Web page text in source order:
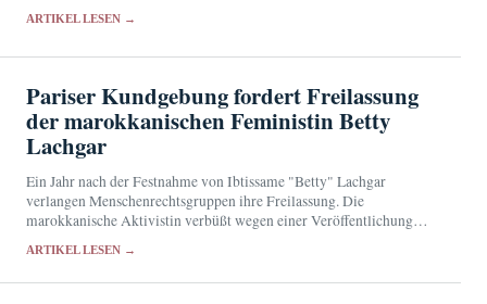
ARTIKEL LESEN →
Pariser Kundgebung fordert Freilassung
der marokkanischen Feministin Betty
Lachgar
Ein Jahr nach der Festnahme von Ibtissame "Betty" Lachgar
verlangen Menschenrechtsgruppen ihre Freilassung. Die
marokkanische Aktivistin verbüßt wegen einer Veröffentlichung
ARTIKEL LESEN →